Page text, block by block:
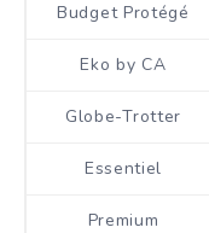
Budget Protégé
Eko by CA
Globe-Trotter
Essentiel
Premium